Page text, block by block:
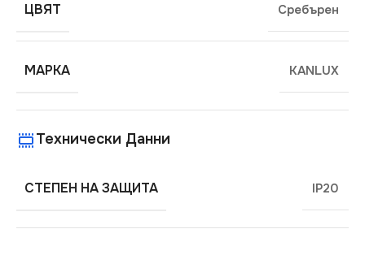
ЦВЯТ Сребърен
МАРКА KANLUX
Технически Данни
СТЕПЕН НА ЗАЩИТА IP20